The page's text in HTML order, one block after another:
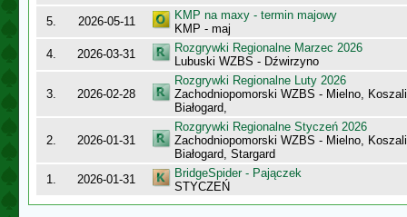
5. 2026-05-11
KMP na maxy - termin majowy
KMP - maj
4.
2026-03-31
Rozgrywki Regionalne Marzec 2026
Lubuski WZBS - Dźwirzyno
3. 2026-02-28
Rozgrywki Regionalne Luty 2026
Zachodniopomorski WZBS - Mielno,
Białogard,
2. 2026-01-31
Rozgrywki Regionalne Styczeń 2026
Zachodniopomorski WZBS - Mielno,
Białogard, Stargard
1.
2026-01-31
BridgeSpider - Pajączek
STYCZEŃ